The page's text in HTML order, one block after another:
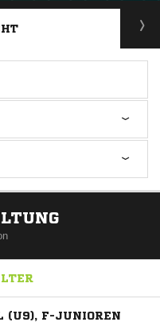
(U9), F-JUNIOREN